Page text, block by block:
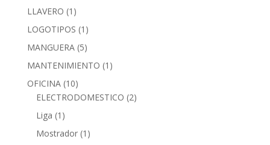
LLAVERO (1)
LOGOTIPOS (1)
MANGUERA (5)
MANTENIMIENTO (1)
OFICINA (10)
ELECTRODOMESTICO (2)
Liga (1)
Mostrador (1)